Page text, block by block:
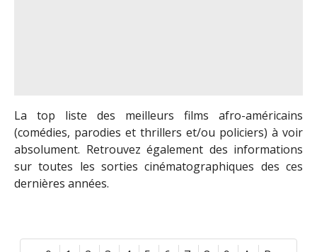
La top liste des meilleurs films afro-américains
(comédies, parodies et thrillers et/ou policiers) à voir
absolument. Retrouvez également des informations
sur toutes les sorties cinématographiques des ces
dernières années.